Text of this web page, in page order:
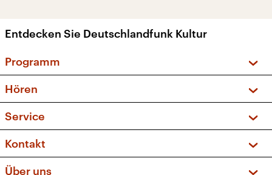
Entdecken Sie Deutschlandfunk Kultur
Programm
Sendungen und Podcasts
Musikliste
Kakadu – Das Kinderprogramm
Hören
Frequenzen (UKW + DAB+)
Service
FAQ
Apps
Kontakt
Über uns